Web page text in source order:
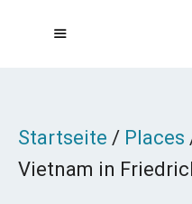
Startseite / Places
Vietnam in